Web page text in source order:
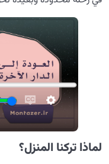
لماذا تركنا المنزل؟